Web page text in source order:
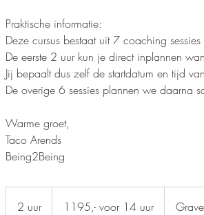
Praktische informatie:
Deze cursus bestaat uit 7 coaching
De eerste 2 uur kun je direct inplannen
Jij bepaalt dus zelf de startdatum en tijd
De overige 6 sessies plannen we daarna
Warme groet,
Taco Arends
Being2Being
2 uur2
1195,- voor 14 uur